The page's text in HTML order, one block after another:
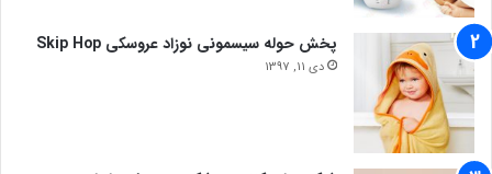
پخش حوله سیسمونی نوزاد عروسکی Skip Hop
دی 11, 1397